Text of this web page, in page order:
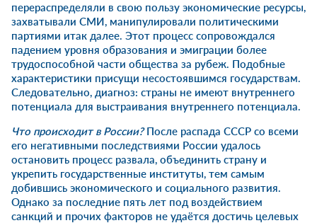
перераспределяли в свою пользу экономические ресурсы,
захватывали СМИ, манипулировали политическими
партиями итак далее. Этот процесс сопровождался
падением уровня образования и эмиграции более
трудоспособной части общества за рубеж. Подобные
характеристики присущи несостоявшимся государствам.
Следовательно, диагноз: страны не имеют внутреннего
потенциала для выстраивания внутреннего потенциала.
Что происходит в России?После распада СССР со всеми
его негативными последствиями России удалось
остановить процесс развала, объединить страну и
укрепить государственные институты, тем самым
добившись экономического и социального развития.
Однако за последние пять лет под воздействием
санкций и прочих факторов не удаётся достичь целевых